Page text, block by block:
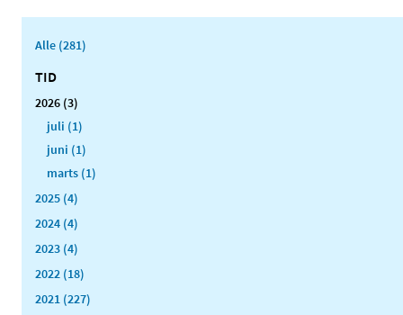
Alle (281)
TID
2026 (3)
juli (1)
juni (1)
marts (1)
2025 (4)
2024 (4)
2023 (4)
2022 (18)
2021 (227)